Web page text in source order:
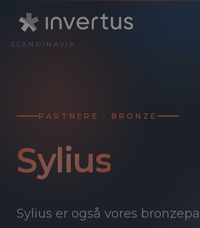
SCANDINAVIA
PARTNERE · BRONZE
Sylius
Sylius er også vores